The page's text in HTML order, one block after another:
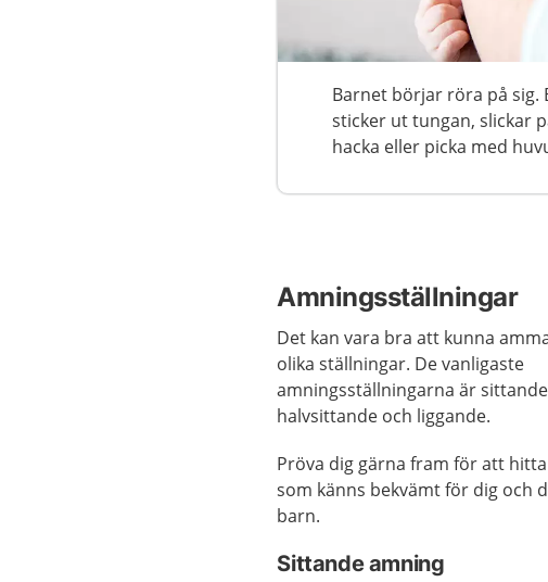
Barnet börjar röra på
sticker ut tungan, slickar
hacka eller picka med
Amningsställningar
Det kan vara bra att kunna
olika ställningar. De vanligaste
amningsställningarna är
halvsittande och liggande.
Pröva dig gärna fram för att
som känns bekvämt för dig och
barn.
Sittande amning